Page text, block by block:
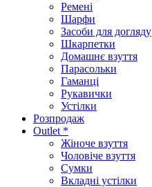
Ремені
Шарфи
Засоби для догляду
Шкарпетки
Домашнє взуття
Парасольки
Гаманці
Рукавички
Устілки
Розпродаж
Outlet *
Жіноче взуття
Чоловіче взуття
Сумки
Вкладні устілки